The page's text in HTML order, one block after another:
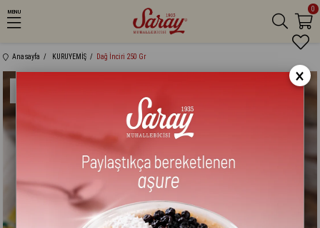
MENU 0
Anasayfa KURUYEMİŞ Dağ İnciri 250 Gr
×